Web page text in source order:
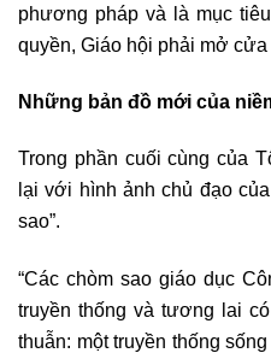
phương pháp và là mục
quyền, Giáo hội phải mở
Những bản đồ mới của
Trong phần cuối cùng của
lại với hình ảnh chủ đạo
sao”.
“Các chòm sao giáo dục
truyền thống và tương lai
thuẫn: một truyền thống